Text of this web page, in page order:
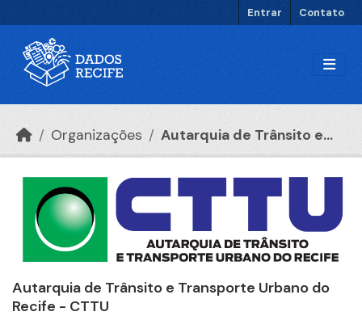
Entrar Contato
Organizações Autarquia de Trânsito e...
Autarquia de Trânsito e Transporte Urbano do
Recife - CTTU